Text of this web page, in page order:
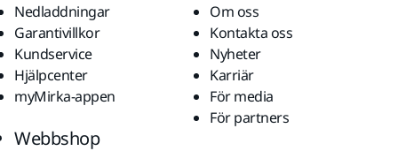
Nedladdningar
Garantivillkor
Kundservice
Hjälpcenter
myMirka-appen
Om oss
Kontakta oss
Nyheter
Karriär
För media
För partners
Webbshop